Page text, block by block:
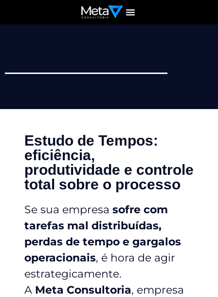
Estudo de Tempos:
eficiência,
produtividade e controle
total sobre o processo
Se sua empresa sofre com
tarefas mal distribuídas,
perdas de tempo e gargalos
operacionais, é hora de agir
estrategicamente.
A Meta Consultoria, empresa